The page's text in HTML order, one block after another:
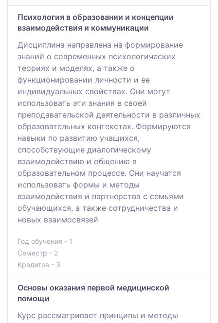
Психология в образовании и концепции
взаимодействия и коммуникации
Дисциплина направлена на формирование
знаний о современных психологических
теориях и моделях, а также о
функционировании личности и ее
индивидуальных свойствах. Они могут
использовать эти знания в своей
преподавательской деятельности в различных
образовательных контекстах. Формируются
навыки по развитию учащихся,
способствующие диалогическому
взаимодействию и общению в
образовательном процессе. Они научатся
использовать формы и методы
взаимодействия и партнерства с семьями
обучающихся, а также сотрудничества и
новых взаимосвязей
Год обучения - 1
Семестр - 2
Кредитов - 3
Основы оказания первой медицинской
помощи
Курс рассматривает принципы и методы